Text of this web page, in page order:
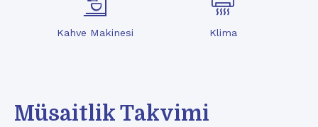
Kahve Makinesi Klima
Müsaitlik Takvimi